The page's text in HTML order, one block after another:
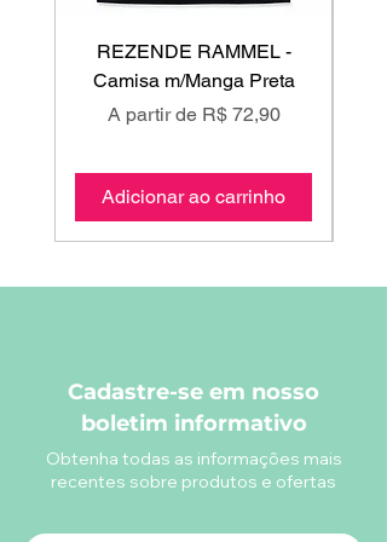
REZENDE RAMMEL -
Camisa m/Manga Preta
A partir de R$ 72,90
Preço promocional
Adicionar ao carrinho
Cadastre-se em nosso
boletim informativo
Obtenha todas as informações mais
recentes sobre produtos e ofertas